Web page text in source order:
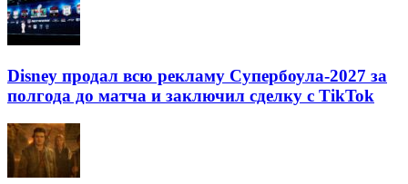
Disney продал всю рекламу Супербоула-2027 за
полгода до матча и заключил сделку с TikTok